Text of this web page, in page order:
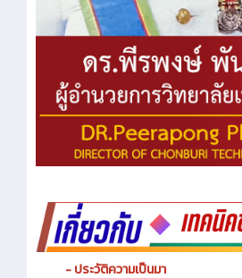
- ประวัติความเป็นมา